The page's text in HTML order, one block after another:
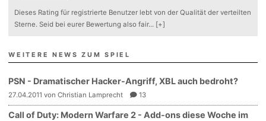
Dieses Rating für registrierte Benutzer lebt von der Qualität der verteilten
Sterne. Seid bei eurer Bewertung also fair... [+]
WEITERE NEWS ZUM SPIEL
PSN - Dramatischer Hacker-Angriff, XBL auch bedroht?
27.04.2011 von Christian Lamprecht 13
Call of Duty: Modern Warfare 2 - Add-ons diese Woche im